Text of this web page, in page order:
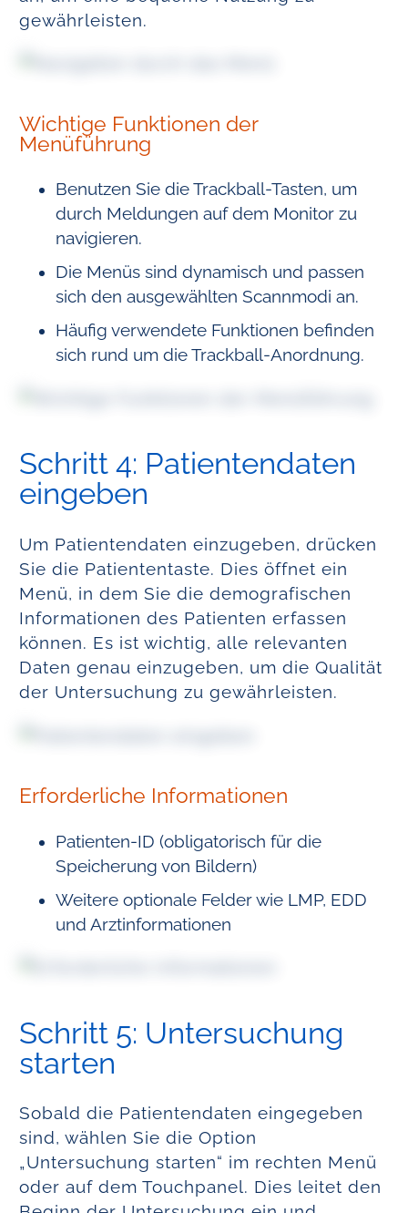
gewährleisten.
Wichtige Funktionen der
Menüführung
Benutzen Sie die Trackball-Tasten, um
durch Meldungen auf dem Monitor zu
navigieren.
Die Menüs sind dynamisch und passen
sich den ausgewählten Scannmodi an.
Häufig verwendete Funktionen befinden
sich rund um die Trackball-Anordnung.
Schritt 4: Patientendaten
eingeben
Um Patientendaten einzugeben, drücken
Sie die Patiententaste. Dies öffnet ein
Menü, in dem Sie die demografischen
Informationen des Patienten erfassen
können. Es ist wichtig, alle relevanten
Daten genau einzugeben, um die Qualität
der Untersuchung zu gewährleisten.
Erforderliche Informationen
Patienten-ID (obligatorisch für die
Speicherung von Bildern)
Weitere optionale Felder wie LMP, EDD
und Arztinformationen
Schritt 5: Untersuchung
starten
Sobald die Patientendaten eingegeben
sind, wählen Sie die Option
„Untersuchung starten“ im rechten Menü
oder auf dem Touchpanel. Dies leitet den